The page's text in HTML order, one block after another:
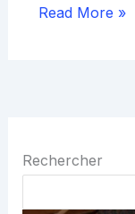
Read More »
Rechercher